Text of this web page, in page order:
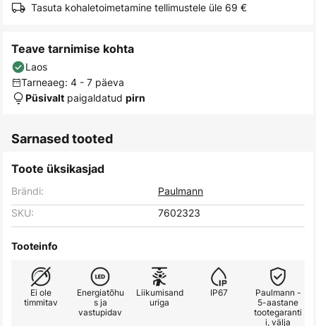
Tasuta kohaletoimetamine tellimustele üle 69 €
Teave tarnimise kohta
Laos
Tarneaeg: 4 - 7 päeva
Püsivalt paigaldatud pirn
Sarnased tooted
Toote üksikasjad
Brändi:
Paulmann
SKU:
7602323
Tooteinfo
Ei ole
timmitav
Energiatõhu
s ja
vastupidav
Liikumisand
uriga
IP67
Paulmann -
5-aastane
tootegaranti
i, välja